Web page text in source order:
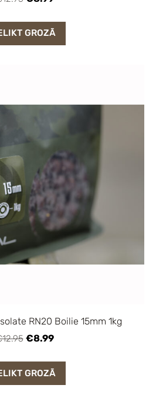
GROZĀ
RN20 Boilie 15mm 1kg
€8.99
GROZĀ